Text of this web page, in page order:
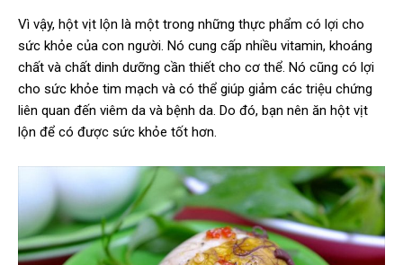
Vì vậy, hột vịt lộn là một trong những thực phẩm có lợi cho
sức khỏe của con người. Nó cung cấp nhiều vitamin, khoáng
chất và chất dinh dưỡng cần thiết cho cơ thể. Nó cũng có lợi
cho sức khỏe tim mạch và có thể giúp giảm các triệu chứng
liên quan đến viêm da và bệnh da. Do đó, bạn nên ăn hột vịt
lộn để có được sức khỏe tốt hơn.